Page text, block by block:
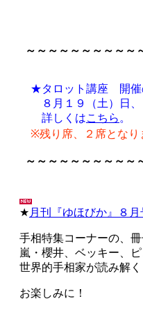
～～～～～～～～～～
★タロット講座 開催
８月１９（土）日、
詳しくはこちら 。
※残り席、２席となり
～～～～～～～～～～
★ 月刊『ゆほびか』８
手相特集コーナーの、
嵐・櫻井、ベッキー、
世界的手相家が読み解
お楽しみに！